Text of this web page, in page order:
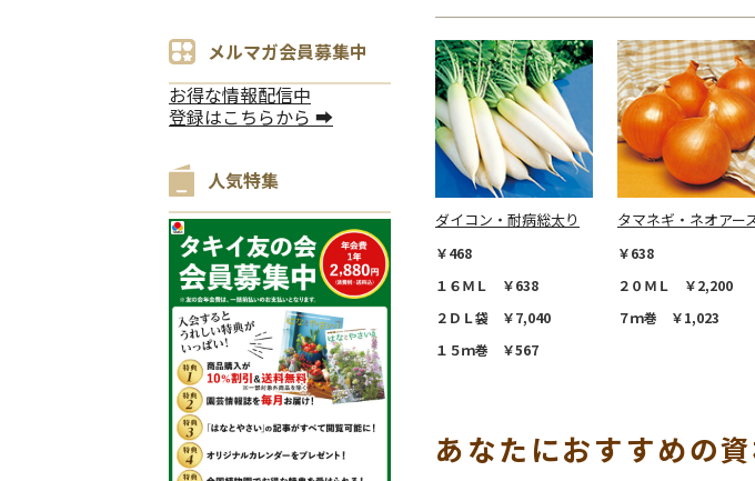
メルマガ会員募集中
お得な情報配信中
登録はこちらから ➡
人気特集
ダイコン・耐病総太り
￥468
１６ＭＬ ￥638
２ＤＬ袋 ￥7,040
１５ｍ巻 ￥567
タマネギ・ネオアー
￥638
２０ＭＬ ￥2,200
７ｍ巻 ￥1,023
あなたにおすすめの